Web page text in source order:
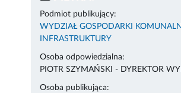
Podmiot publikujący:
WYDZIAŁ GOSPODARKI
INFRASTRUKTURY
Osoba odpowiedzialna:
PIOTR SZYMAŃSKI - DYREKTOR
Osoba publikująca: